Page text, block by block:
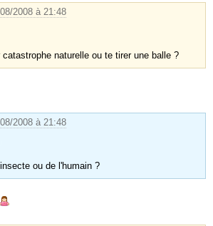
2008 à 21:48
naturelle ou te tirer une balle ?
2008 à 21:48
ou de l'humain ?